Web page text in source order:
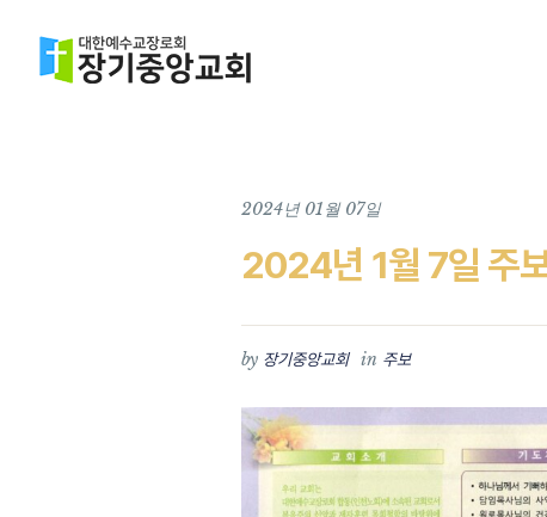
2024년 01월 07일
2024년 1월 7일 주
by 장기중앙교회 in 주보